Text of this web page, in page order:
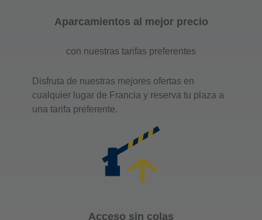
Quiero ir
Aparcamiento
Interparking Clichy
Montmartre
Aparcamientos al mejor precio
con nuestras tarifas preferentes
Disfruta de nuestras mejores ofertas en
cualquier lugar de Francia y reserva tu plaza a
una tarifa preferente.
Acceso sin colas